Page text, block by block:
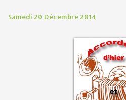
Samedi 20 Décembre 2014